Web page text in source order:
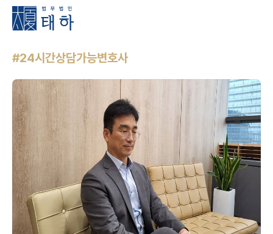
#24시간상담가능변호사